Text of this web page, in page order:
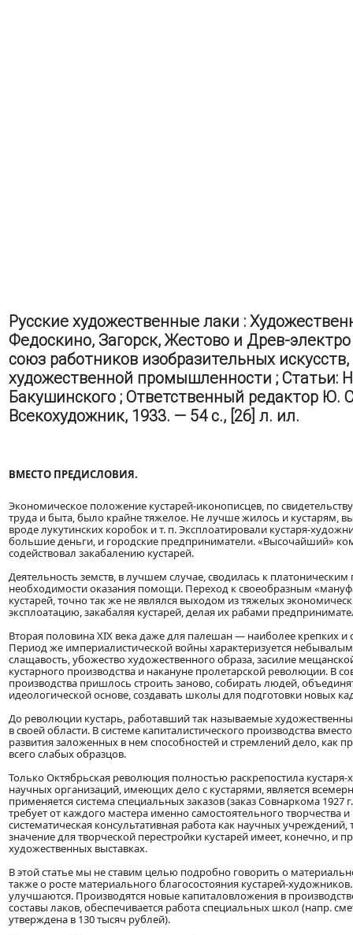
Русские художественные лаки :
Федоскино, Загорск, Жестово и Древ-
союз работников изобразительных
художественной промышленности ; Статьи:
Бакушинского ; Ответственный редактор Ю.
Всекохудожник, 1933. — 54 с., [26] л. ил.
ВМЕСТО ПРЕДИСЛОВИЯ.
Экономическое положение кустарей-иконописцев, по
труда и быта, было крайне тяжелое. Не лучше жилось и кустарям,
вроде лукутинских коробок и т. п. Эксплоатировали кустаря-
большие деньги, и городские предприниматели. «Высочайший»
содействовал закабалению кустарей.
Деятельность земств, в лучшем случае, сводилась к
необходимости оказания помощи. Переход к своеобразным
кустарей, точно так же не являлся выходом из тяжелых
эксплоатацию, закабаляя кустарей, делая их рабами
Вторая половина XIX века даже для палешан — наиболее крепких
Период же империалистической войны характеризуется
слащавость, убожество художественного образа, засилие
кустарного производства и накануне пролетарской революции. В
производства пришлось строить заново, собирать людей,
идеологической основе, создавать школы для подготовки новых
До революции кустарь, работавший так называемые
в своей области. В системе капиталистического производства
развития заложенных в нем способностей и стремлений дело, как
всего слабых образцов.
Только Октябрьская революция полностью раскрепостила
научных организаций, имеющих дело с кустарями, является
применяется система специальных заказов (заказ Совнаркома 1927
требует от каждого мастера именно самостоятельного творчества
систематическая консультативная работа как научных
значение для творческой перестройки кустарей имеет, конечно, и
художественных выставках.
В этой статье мы не ставим целью подробно говорить о
также о росте материального благосостояния кустарей-
улучшаются. Производятся новые капиталовложения в
составы лаков, обеспечивается работа специальных школ (напр.
утверждена в 130 тысяч рублей).